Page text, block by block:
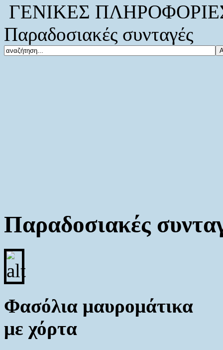
ΓΕΝΙΚΕΣ ΠΛΗΡΟΦΟΡΙΕΣ
Παραδοσιακές συνταγές
Παραδοσιακές
Φασόλια μαυρομάτικα
με χόρτα